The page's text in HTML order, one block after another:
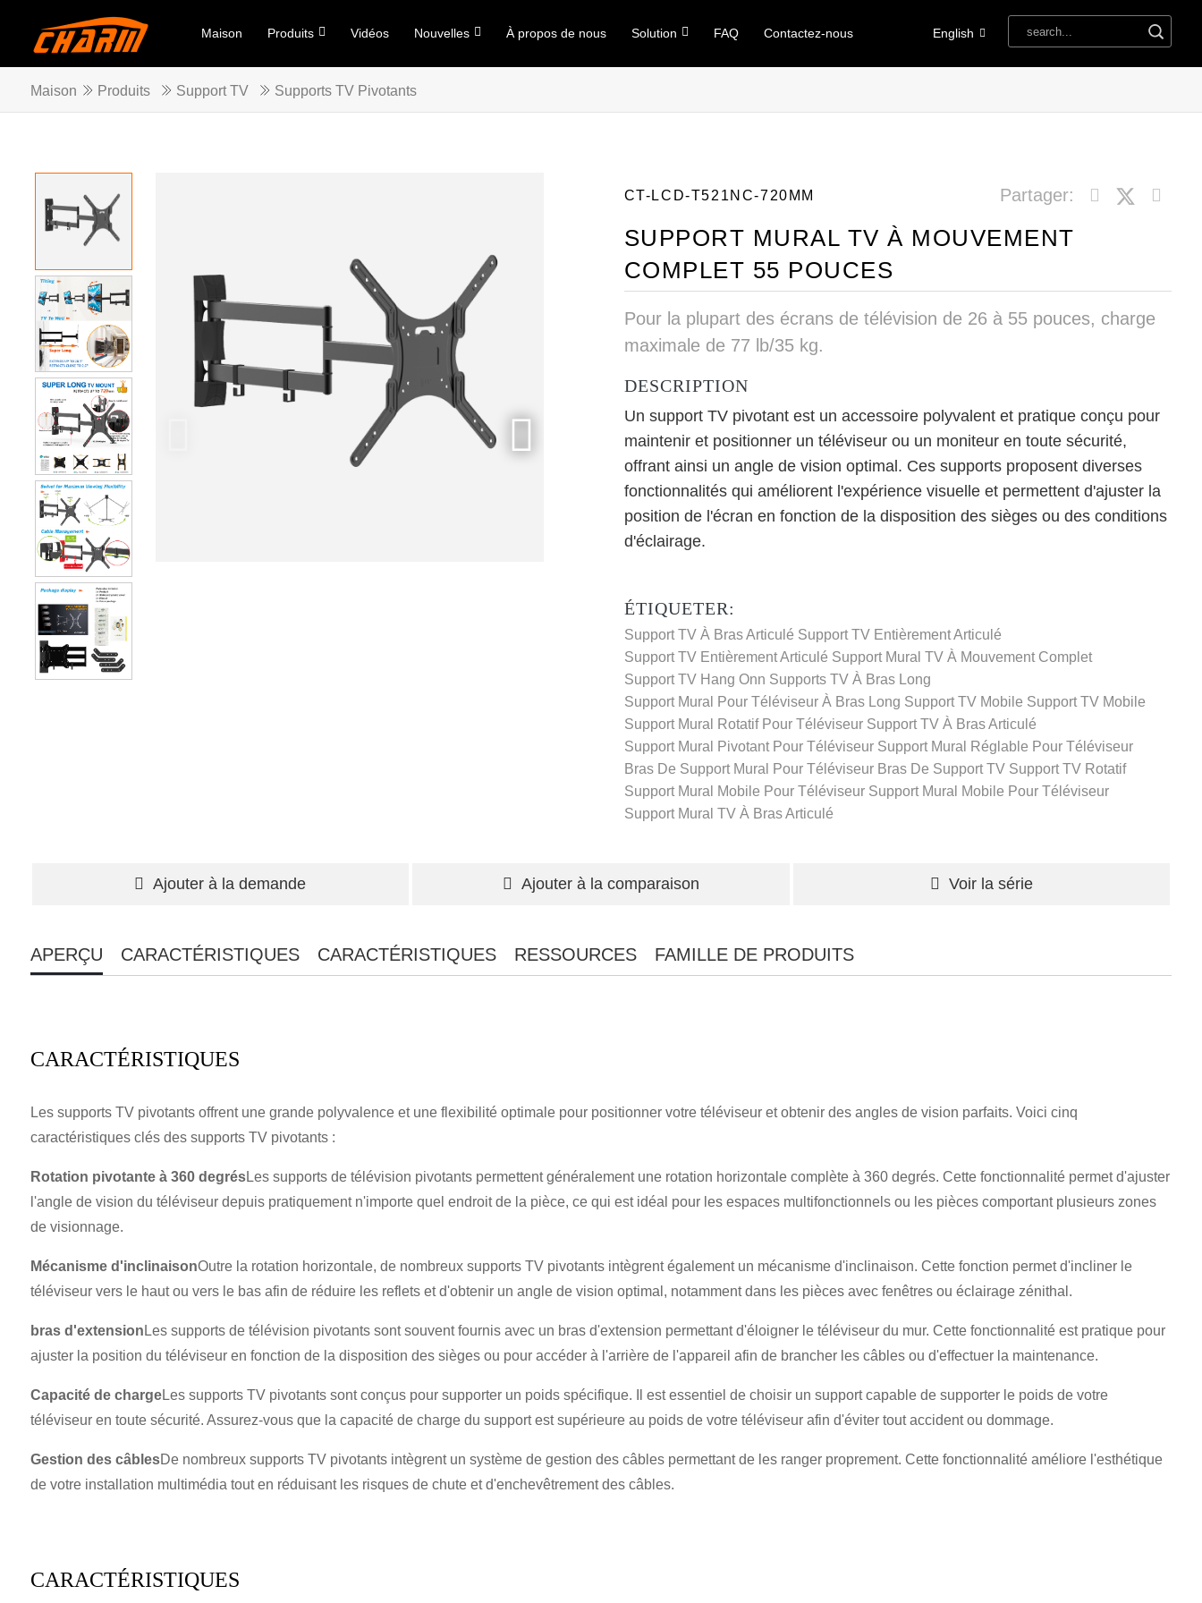
Maison Produits Vidéos Nouvelles À propos de nous Solution FAQ Contactez-nous English
Maison Produits Support TV Supports TV Pivotants
CT-LCD-T521NC-720MM Partager:
SUPPORT MURAL TV À MOUVEMENT
COMPLET 55 POUCES
Pour la plupart des écrans de télévision de 26 à 55 pouces, charge
maximale de 77 lb/35 kg.
DESCRIPTION
Un support TV pivotant est un accessoire polyvalent et pratique conçu pour
maintenir et positionner un téléviseur ou un moniteur en toute sécurité,
offrant ainsi un angle de vision optimal. Ces supports proposent diverses
fonctionnalités qui améliorent l'expérience visuelle et permettent d'ajuster la
position de l'écran en fonction de la disposition des sièges ou des conditions
d'éclairage.
ÉTIQUETER:
Support TV À Bras Articulé Support TV Entièrement Articulé
Support TV Entièrement Articulé Support Mural TV À Mouvement Complet
Support TV Hang Onn Supports TV À Bras Long
Support Mural Pour Téléviseur À Bras Long Support TV Mobile Support TV Mobile
Support Mural Rotatif Pour Téléviseur Support TV À Bras Articulé
Support Mural Pivotant Pour Téléviseur Support Mural Réglable Pour Téléviseur
Bras De Support Mural Pour Téléviseur Bras De Support TV Support TV Rotatif
Support Mural Mobile Pour Téléviseur Support Mural Mobile Pour Téléviseur
Support Mural TV À Bras Articulé
Ajouter à la demande Ajouter à la comparaison Voir la série
APERÇU CARACTÉRISTIQUES CARACTÉRISTIQUES RESSOURCES FAMILLE DE PRODUITS
CARACTÉRISTIQUES
Les supports TV pivotants offrent une grande polyvalence et une flexibilité optimale pour positionner votre téléviseur et obtenir des angles de vision parfaits. Voici cinq
caractéristiques clés des supports TV pivotants :
Rotation pivotante à 360 degrésLes supports de télévision pivotants permettent généralement une rotation horizontale complète à 360 degrés. Cette fonctionnalité permet d'ajuster
l'angle de vision du téléviseur depuis pratiquement n'importe quel endroit de la pièce, ce qui est idéal pour les espaces multifonctionnels ou les pièces comportant plusieurs zones
de visionnage.
Mécanisme d'inclinaisonOutre la rotation horizontale, de nombreux supports TV pivotants intègrent également un mécanisme d'inclinaison. Cette fonction permet d'incliner le
téléviseur vers le haut ou vers le bas afin de réduire les reflets et d'obtenir un angle de vision optimal, notamment dans les pièces avec fenêtres ou éclairage zénithal.
bras d'extension Les supports de télévision pivotants sont souvent fournis avec un bras d'extension permettant d'éloigner le téléviseur du mur. Cette fonctionnalité est pratique pour
ajuster la position du téléviseur en fonction de la disposition des sièges ou pour accéder à l'arrière de l'appareil afin de brancher les câbles ou d'effectuer la maintenance.
Capacité de chargeLes supports TV pivotants sont conçus pour supporter un poids spécifique. Il est essentiel de choisir un support capable de supporter le poids de votre
téléviseur en toute sécurité. Assurez-vous que la capacité de charge du support est supérieure au poids de votre téléviseur afin d'éviter tout accident ou dommage.
Gestion des câblesDe nombreux supports TV pivotants intègrent un système de gestion des câbles permettant de les ranger proprement. Cette fonctionnalité améliore l'esthétique
de votre installation multimédia tout en réduisant les risques de chute et d'enchevêtrement des câbles.
CARACTÉRISTIQUES
×
SOUMETTRE UNE DEMANDE